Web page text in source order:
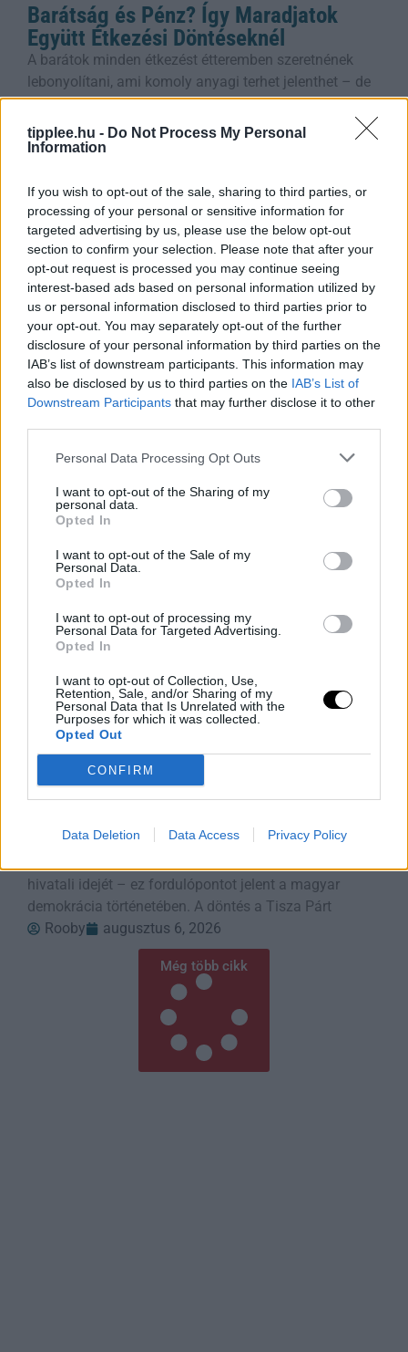
tipplee.hu - Do Not Process My Personal
Information
If you wish to opt-out of the sale, sharing to third parties, or
processing of your personal or sensitive information for
targeted advertising by us, please use the below opt-out
section to confirm your selection. Please note that after your
opt-out request is processed you may continue seeing
interest-based ads based on personal information utilized by
us or personal information disclosed to third parties prior to
your opt-out. You may separately opt-out of the further
disclosure of your personal information by third parties on the
IAB’s list of downstream participants. This information may
also be disclosed by us to third parties on the IAB’s List of
Downstream Participants that may further disclose it to other
Personal Data Processing Opt Outs
I want to opt-out of the Sharing of my
personal data.
Opted In
I want to opt-out of the Sale of my
Personal Data.
Opted In
I want to opt-out of processing my
Personal Data for Targeted Advertising.
Opted In
I want to opt-out of Collection, Use,
Retention, Sale, and/or Sharing of my
Personal Data that Is Unrelated with the
Purposes for which it was collected.
Opted Out
CONFIRM
Data Deletion Data Access Privacy Policy
Barátság és Pénz? Így Maradjatok
Együtt Étkezési Döntéseknél
A barátok minden étkezést étteremben szeretnének
lebonyolítani, ami komoly anyagi terhet jelenthet – de
hogyan őrizd meg a kapcsolatot anélkül, hogy
tönkremennél? Ez a cikk
Rooby
augusztus 7, 2026
Robotteknológiai Diákgyőzelem a
Mikroműanyagok Ellen
Glen Young, a 16-year-old feltette a nagy kérdést:
úszni? A kanadai fiú végül egy holografikus kamerát és
AI-modelleket
Elnöki Hatalomvége: Alkotmányos
Magyarország elnöke, Sulyok Tamás aláírta az
hivatali idejét – ez fordulópontot jelent a magyar
demokrácia történetében. A döntés a Tisza Párt
Rooby
augusztus 6, 2026
Még több cikk